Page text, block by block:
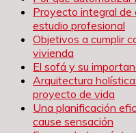
Proyecto integral de
estudio profesional
Objetivos a cumplir
vivienda
El sofá y su
Arquitectura
proyecto de vida
Una planificación
cause sensación